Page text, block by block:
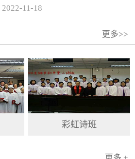
况比较复杂。基督教和平堂自11
月19日起，执行实施“双暂停”
2022-11 -18
更多>>
彩虹诗班